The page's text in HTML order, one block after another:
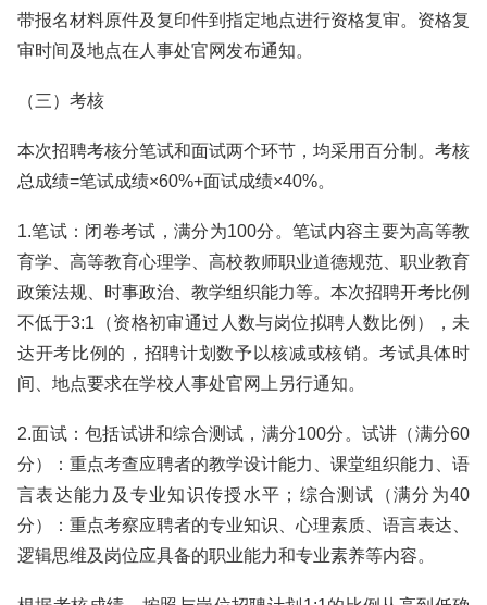
带报名材料原件及复印件到指定地点进行资格复审。资格复
审时间及地点在人事处官网发布通知。
（三）考核
本次招聘考核分笔试和面试两个环节，均采用百分制。考核
总成绩=笔试成绩×60%+面试成绩×40%。
1.笔试：闭卷考试，满分为100分。笔试内容主要为高等教
育学、高等教育心理学、高校教师职业道德规范、职业教育
政策法规、时事政治、教学组织能力等。本次招聘开考比例
不低于3:1（资格初审通过人数与岗位拟聘人数比例），未
达开考比例的，招聘计划数予以核减或核销。考试具体时
间、地点要求在学校人事处官网上另行通知。
2.面试：包括试讲和综合测试，满分100分。试讲（满分60
分）：重点考查应聘者的教学设计能力、课堂组织能力、语
言表达能力及专业知识传授水平；综合测试（满分为40
分）：重点考察应聘者的专业知识、心理素质、语言表达、
逻辑思维及岗位应具备的职业能力和专业素养等内容。